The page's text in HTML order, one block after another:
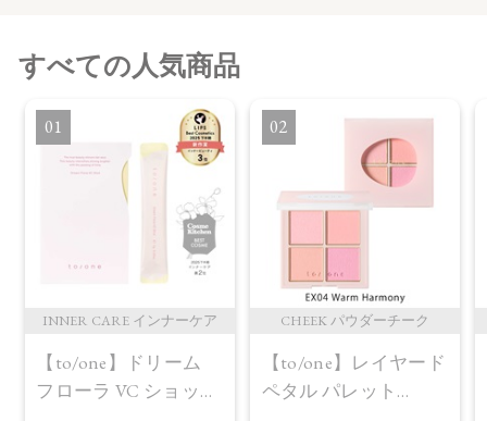
すべての人気商品
1
INNER CARE インナーケア
【to/one】ドリーム
フローラ VC ショット
2
CHEEK パウダーチーク
【to/one】レイヤード
ペタル パレット